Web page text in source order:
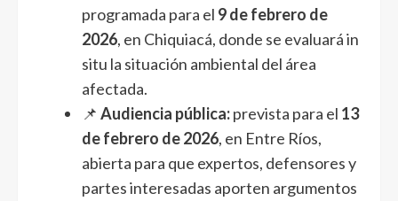
programada para el 9 de febrero de
2026, en Chiquiacá, donde se evaluará in
situ la situación ambiental del área
afectada.
📌 Audiencia pública:prevista para el 13
de febrero de 2026, en Entre Ríos,
abierta para que expertos, defensores y
partes interesadas aporten argumentos